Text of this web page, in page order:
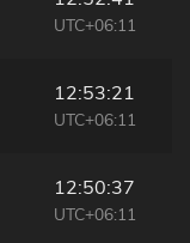
UTC+06:11
12:53:21
UTC+06:11
12:50:37
UTC+06:11